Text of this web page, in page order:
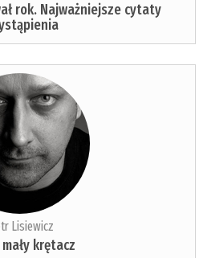
rok. Najważniejsze cytaty
Lisiewicz
krętacz